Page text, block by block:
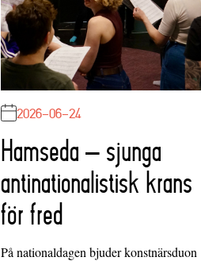
2026-06-24
Hamseda – sjunga
antinationalistisk krans
för fred
På nationaldagen bjuder konstnärsduon